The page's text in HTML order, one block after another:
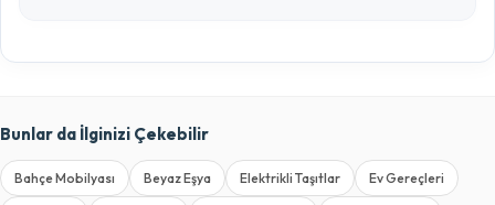
Bunlar da İlginizi Çekebilir
Bahçe Mobilyası Beyaz Eşya Elektrikli Taşıtlar Ev Gereçleri